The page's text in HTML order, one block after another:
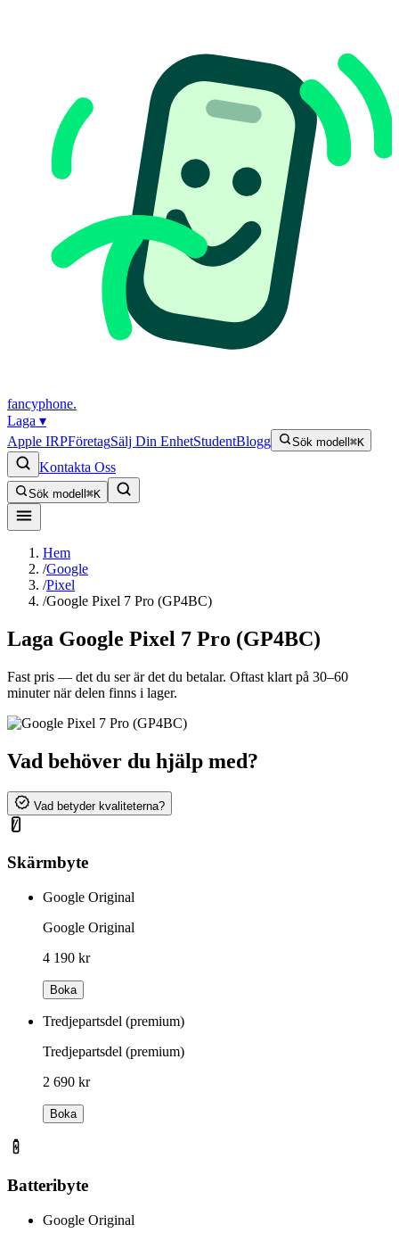
fancyphone.
Laga ▾
Apple IRPFöretagSälj Din EnhetStudentBlogg Sök modell ⌘K
Kontakta Oss
Sök modell ⌘K
Hem
/Google
/Pixel
/Google Pixel 7 Pro (GP4BC)
Laga Google Pixel 7 Pro (GP4BC)
Fast pris — det du ser är det du betalar. Oftast klart på 30–60
minuter när delen finns i lager.
Vad behöver du hjälp med?
Vad betyder kvaliteterna?
Skärmbyte
Google Original
Google Original
4 190 kr
Boka
Tredjepartsdel (premium)
Tredjepartsdel (premium)
2 690 kr
Boka
Batteribyte
Google Original